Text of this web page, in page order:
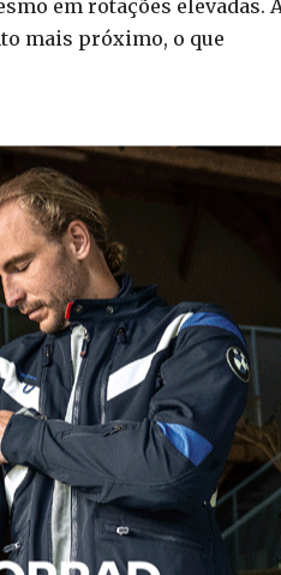
em rotações elevadas.
mais próximo, o que
ligeiro. De série, traz
LCD a cores e depósito de
e a sensação de
mesmo tempo que
Full LED aumenta a